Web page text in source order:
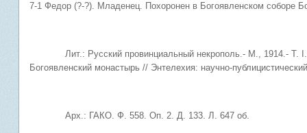
7-1 Федор (?-?). Младенец. Похоронен в Богоявленском соборе
Лит.: Русский провинциальный некрополь.- М., 1914.- Т. I.-
Богоявленский монастырь // Энтелехия: научно-
Арх.: ГАКО. Ф. 558. Оп. 2. Д. 133. Л. 647 об.